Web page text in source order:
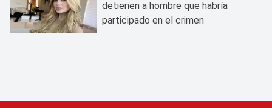
detienen a hombre que habría
participado en el crimen